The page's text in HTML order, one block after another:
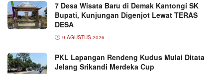
7 Desa Wisata Baru di Demak Kantongi SK
Bupati, Kunjungan Digenjot Lewat TERAS
DESA
9 AGUSTUS 2026
PKL Lapangan Rendeng Kudus Mulai Ditata
Jelang Srikandi Merdeka Cup